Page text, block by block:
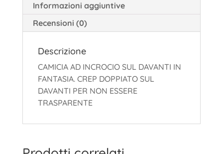
Informazioni aggiuntive
Recensioni (0)
Descrizione
CAMICIA AD INCROCIO SUL DAVANTI IN
FANTASIA. CREP DOPPIATO SUL
DAVANTI PER NON ESSERE
TRASPARENTE